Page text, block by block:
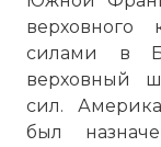
верховного
силами в
верховный
сил.
был